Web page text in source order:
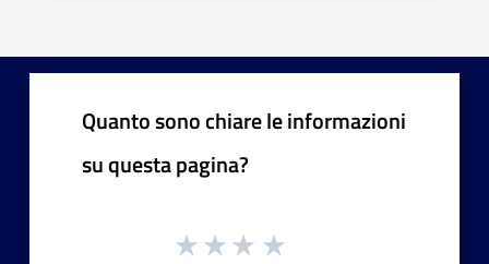
Quanto sono chiare le informazioni
su questa pagina?